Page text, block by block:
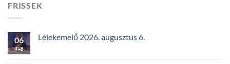
FRISSEK
06
aug
Lélekemelő 2026. augusztus 6.